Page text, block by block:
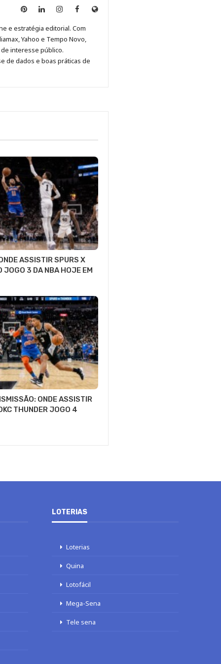
Anny
no
Pinterest
Anny
no
LinkedIn
Anny
no
Instagram
Anny
no
Facebook
Site
e estratégia editorial. Com
Yahoo e Tempo Novo,
interesse público.
de dados e boas práticas de
ASSISTIR SPURS X
JOGO 3 DA NBA HOJE EM
ONDE ASSISTIR
THUNDER JOGO 4
LOTERIAS
Loterias
Quina
Lotofácil
Mega-Sena
Tele sena